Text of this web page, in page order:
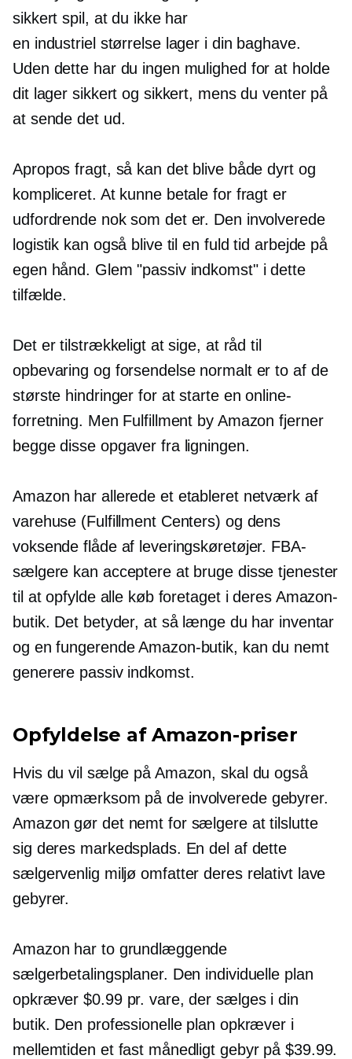
sikkert spil, at du ikke har
en industriel størrelselager i din baghave.
Uden dette har du ingen mulighed for at holde
dit lager sikkert og sikkert, mens du venter på
at sende det ud.
Apropos fragt, så kan det blive både dyrt og
kompliceret. At kunne betale for fragt er
udfordrende nok som det er. Den involverede
logistik kan også blive til en fuld tid arbejde på
egen hånd. Glem "passiv indkomst" i dette
tilfælde.
Det er tilstrækkeligt at sige, at råd til
opbevaring og forsendelse normalt er to af de
største hindringer for at starte en online-
forretning. Men Fulfillment by Amazon fjerner
begge disse opgaver fra ligningen.
Amazon har allerede et etableret netværk af
varehuse (Fulfillment Centers) og dens
voksende flåde af leveringskøretøjer. FBA-
sælgere kan acceptere at bruge disse tjenester
til at opfylde alle køb foretaget i deres Amazon-
butik. Det betyder, at så længe du har inventar
og en fungerende Amazon-butik, kan du nemt
generere passiv indkomst.
Opfyldelse af Amazon-priser
Hvis du vil sælge på Amazon, skal du også
være opmærksom på de involverede gebyrer.
Amazon gør det nemt for sælgere at tilslutte
sig deres markedsplads. En del af dette
sælgervenlig miljø omfatter deres relativt lave
gebyrer.
Amazon har to grundlæggende
sælgerbetalingsplaner. Den individuelle plan
opkræver $0.99 pr. vare, der sælges i din
butik. Den professionelle plan opkræver i
mellemtiden et fast månedligt gebyr på $39.99.